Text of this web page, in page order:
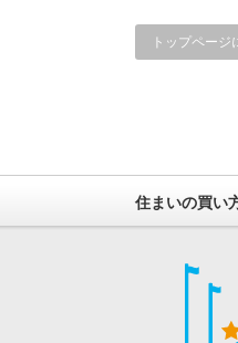
トップページ
住まいの買い